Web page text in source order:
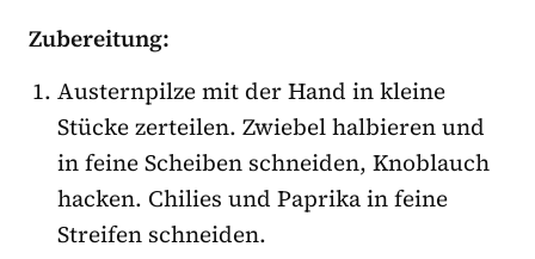
Zubereitung:
Austernpilze mit der Hand in kleine
Stücke zerteilen. Zwiebel halbieren und
in feine Scheiben schneiden, Knoblauch
hacken. Chilies und Paprika in feine
Streifen schneiden.